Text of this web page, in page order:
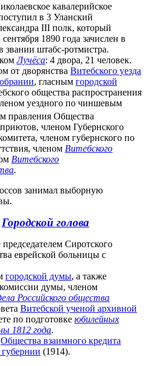
кавалерийское
в 3 Уланский
III полк, который
1890 года зачислен в
звании штабс-ротмистра.
Лучёса: 4 двора, 21 человек.
от дворянства Витебского уезда
, гласным городской
общества распространения
уездного по чиншевым
правления Общества
членом Губернского
членом губернского по
членом Витебского
Витебского
.
занимал выборную
Городской голова
Сиротского
еврейской больницы с
городской думы, а также
комиссии думы, членом
Российского общества
Витебской ученой архивной
по подготовке юбилейных
1812 года.
Общества взаимного кредита
(1914).